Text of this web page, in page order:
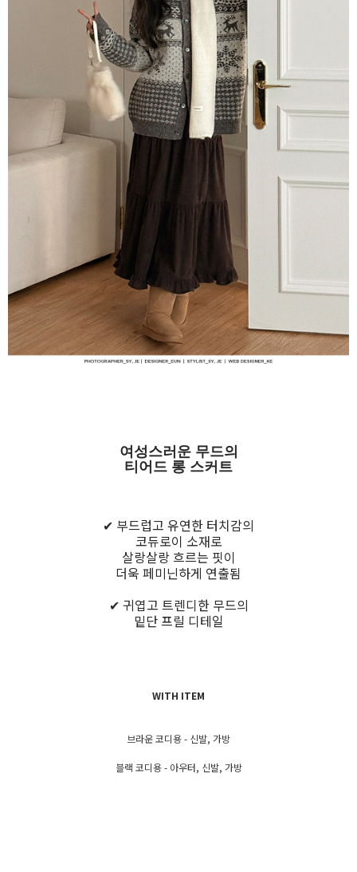
여성스러운 무드의
티어드 롱 스커트
✔ 부드럽고 유연한 터치감의
코듀로이 소재로
살랑살랑 흐르는 핏이
더욱 페미닌하게 연출됨
✔ 귀엽고 트렌디한 무드의
밑단 프릴 디테일
WITH ITEM
브라운 코디용 - 신발, 가방
블랙 코디용 - 아우터, 신발, 가방